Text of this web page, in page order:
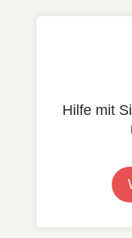
Hilfe mit